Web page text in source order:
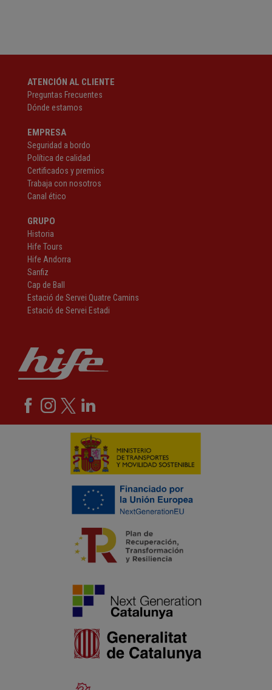
ATENCIÓN AL CLIENTE
Preguntas Frecuentes
Dónde estamos
EMPRESA
Seguridad a bordo
Política de calidad
Certificados y premios
Trabaja con nosotros
Canal ético
GRUPO
Historia
Hife Tours
Hife Andorra
Sanfiz
Cap de Ball
Estació de Servei Quatre Camins
Estació de Servei Estadi